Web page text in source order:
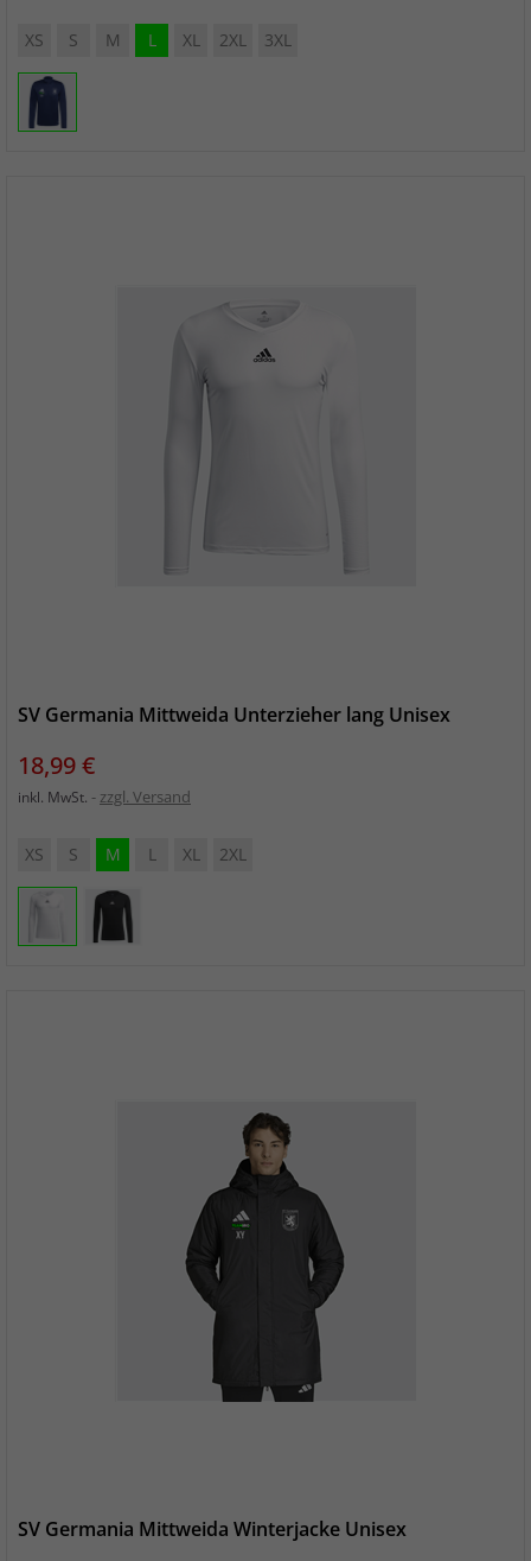
XS S M L XL 2XL 3XL
SV Germania Mittweida Unterzieher lang Unisex
Preis
18,99 €
inkl. MwSt. zzgl. Versand
XS S M L XL 2XL
SV Germania Mittweida Winterjacke Unisex